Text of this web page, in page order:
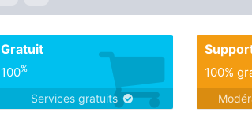
Gratuit
100%
Services gratuits
100%